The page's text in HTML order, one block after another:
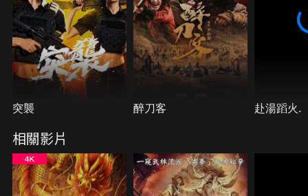
突襲 醉刀客 赴湯蹈火.
相關影片